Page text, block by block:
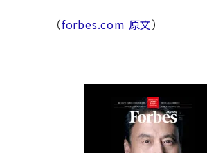
（forbes.com 原文）